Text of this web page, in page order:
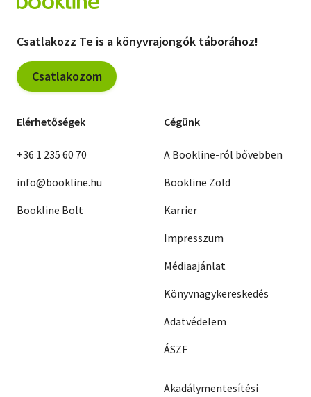
Csatlakozz Te is a könyvrajongók táborához!
Csatlakozom
Elérhetőségek
+36 1 235 60 70
info@bookline.hu
Bookline Bolt
Cégünk
A Bookline-ról bővebben
Bookline Zöld
Karrier
Impresszum
Médiaajánlat
Könyvnagykereskedés
Adatvédelem
ÁSZF
Akadálymentesítési